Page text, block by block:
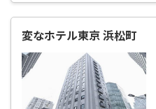
変なホテル東京 浜松町